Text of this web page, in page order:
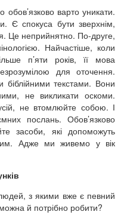
варто уникати.
Є спокуса бути зверхнім,
Це неприйнятно. По-друге,
Найчастіше, коли
п’яти років, її мова
для оточення.
текстами. Вони
не викликати оскоми.
не втомлюйте собою. І
послань. Обов’язково
засоби, які допоможуть
Адже ми живемо у вік
з якими вже є певний
й потрібно робити?